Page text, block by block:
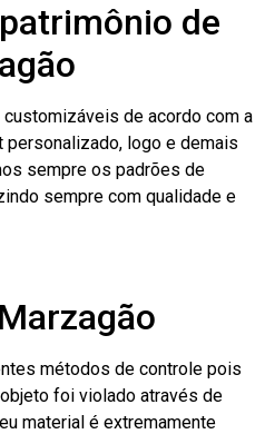
de
de acordo com a
logo e demais
sempre os padrões de
sempre com qualidade e
métodos de controle pois
foi violado através de
material é extremamente